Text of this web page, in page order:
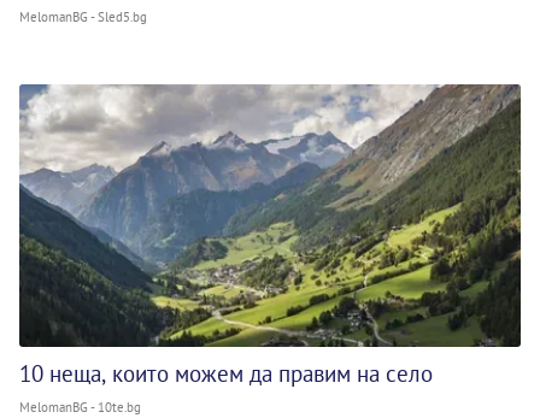
MelomanBG - Sled5.bg
10 неща, които можем да правим на село
MelomanBG - 10te.bg